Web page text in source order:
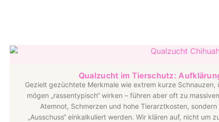
Qualzucht im Tierschutz:
Gezielt gezüchtete Merkmale wie extrem kurze
mögen „rassentypisch“ wirken – führen aber oft zu
Atemnot, Schmerzen und hohe Tierarztkosten,
„Ausschuss“ einkalkuliert werden. Wir klären auf, nicht um